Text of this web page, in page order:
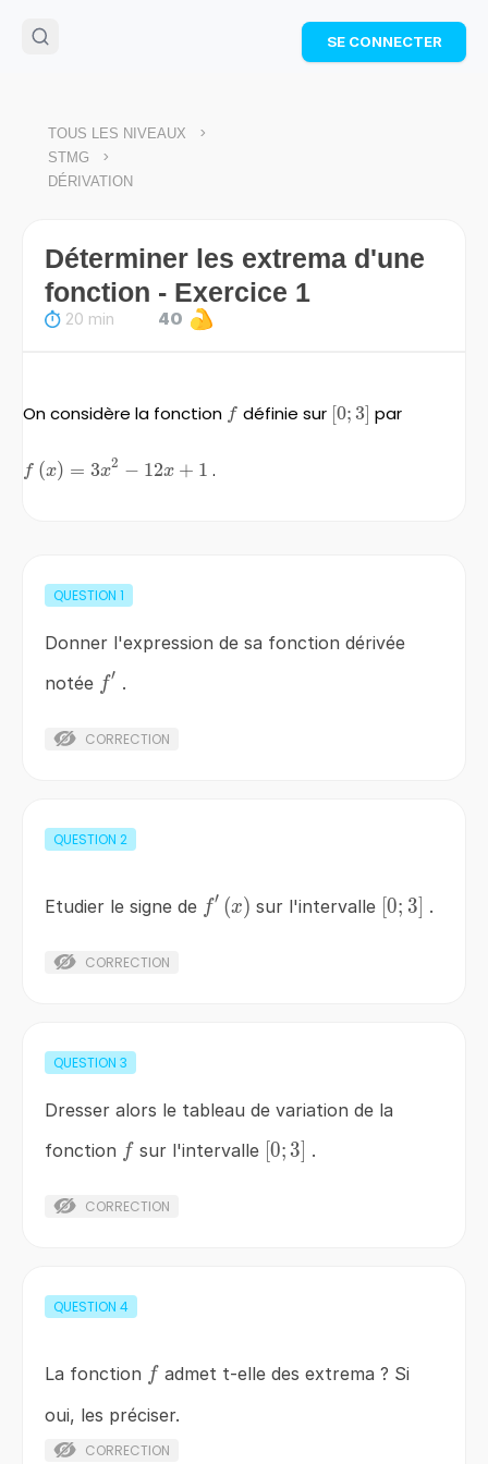
🌴Cahier de vacances offert
: révise les maths cet
Télécharge ton PDF gratuit et progresse avec des
SE CONNECTER
TOUS LES NIVEAUX >
STMG >
DÉRIVATION
Déterminer les extrema d'une
fonction - Exercice 1
20 min 40
On considère la fonction ff définie sur \left[0;3\right]
[0;3] par
f\left(x\right)=3x^{2}-12x+1
f (x) = 3x2 − 12x + 1 .
QUESTION 1
Donner l'expression de sa fonction dérivée
notée f'
f′ .
CORRECTION
QUESTION 2
Etudier le signe de f'\left(x\right)
f′ (x) sur l'intervalle [0; 3 .
CORRECTION
QUESTION 3
Dresser alors le tableau de variation de la
fonction ff sur l'intervalle \left[0;3\right]
[0; 3 .
CORRECTION
QUESTION 4
La fonction ff admet t-elle des extrema ? Si
oui, les préciser.
CORRECTION